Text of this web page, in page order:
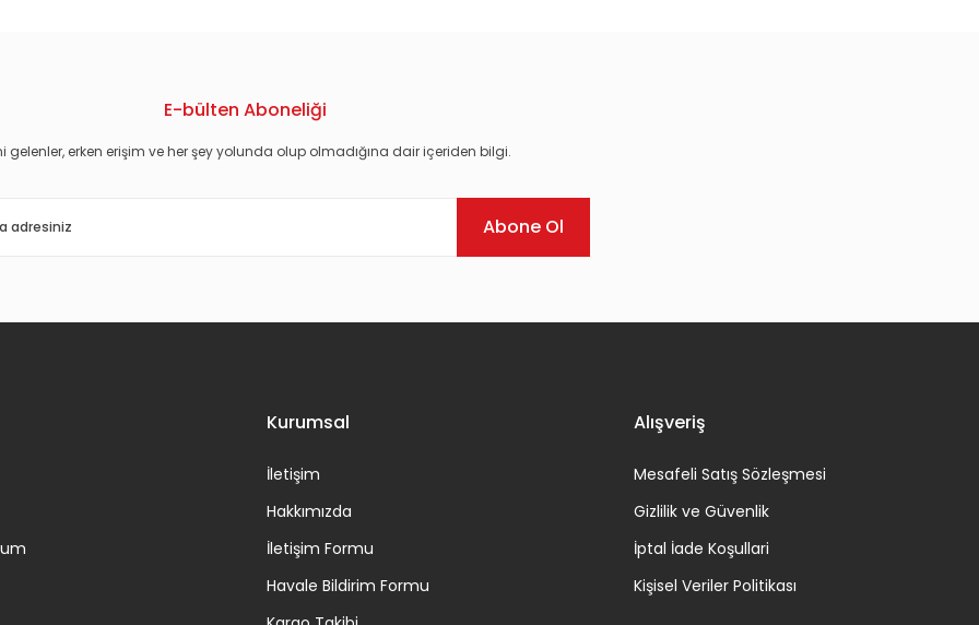
E-bülten Aboneliği
gelenler, erken erişim ve her şey yolunda olup olmadığına dair içeriden bilgi.
Abone Ol
Kurumsal
İletişim
Hakkımızda
İletişim Formu
Havale Bildirim Formu
Alışveriş
Mesafeli Satış Sözleşmesi
Gizlilik ve Güvenlik
İptal İade Koşullari
Kişisel Veriler Politikası